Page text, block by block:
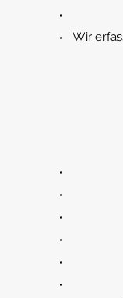
Wir